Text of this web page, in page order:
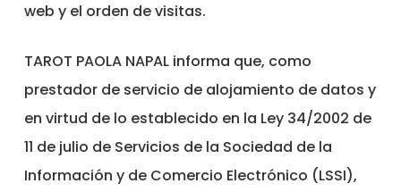
web y el orden de visitas.
TAROT PAOLA NAPAL informa que, como
prestador de servicio de alojamiento de datos y
en virtud de lo establecido en la Ley 34/2002 de
11 de julio de Servicios de la Sociedad de la
Información y de Comercio Electrónico (LSSI),